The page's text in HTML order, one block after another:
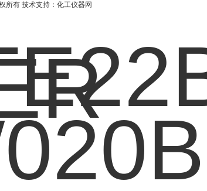
所有 技术支持： 化工仪器网